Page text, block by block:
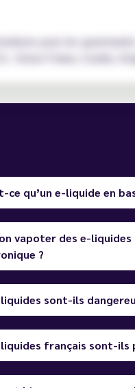
pour les
Donut Fraise, Cookie,
ce qu’un e-liquide en
vapoter des e-liquides
?
sont-ils
français sont-ils